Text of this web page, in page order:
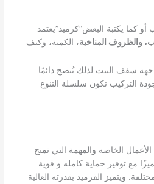
أو كما يكتبة البعض”كرميد”يعتمد
والظروف المناخية، الكمية، وكيف
سقف البيت لذلك يُنصح دائمًا
التركيب تكون سلسلة التنوع
الخاصه والمهمة التي تمنح
مع توفير حماية كامله و قوية
ويتميز القرميد بقدرته العالية